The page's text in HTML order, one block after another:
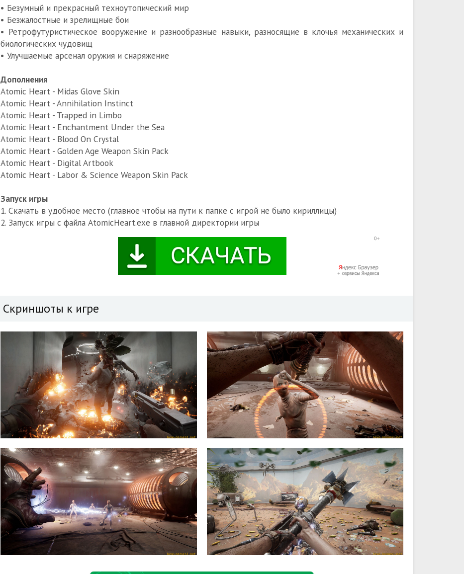
• Безумный и прекрасный техноутопический мир
• Безжалостные и зрелищные бои
• Ретрофутуристическое вооружение и разнообразные навыки, разносящие в клочья механических и
биологических чудовищ
• Улучшаемые арсенал оружия и снаряжение‎
Дополнения
Atomic Heart - Midas Glove Skin
Atomic Heart - Annihilation Instinct
Atomic Heart - Trapped in Limbo
Atomic Heart - Enchantment Under the Sea
Atomic Heart - Blood On Crystal
Atomic Heart - Golden Age Weapon Skin Pack
Atomic Heart - Digital Artbook
Atomic Heart - Labor & Science Weapon Skin Pack
Запуск игры
1. Скачать в удобное место (главное чтобы на пути к папке с игрой не было кириллицы)
2. Запуск игры с файла AtomicHeart.exe в главной директории игры
Скриншоты к игре